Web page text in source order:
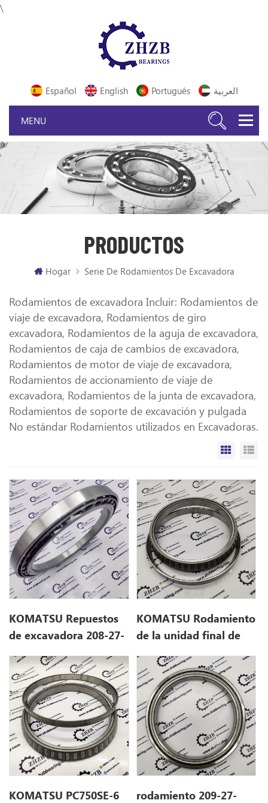
\
Español English Português العربية
PRODUCTOS
Hogar Serie De Rodamientos De Excavadora
Rodamientos de excavadora Incluir: Rodamientos de
viaje de excavadora, Rodamientos de giro
excavadora, Rodamientos de la aguja de excavadora,
Rodamientos de caja de cambios de excavadora,
Rodamientos de motor de viaje de excavadora,
Rodamientos de accionamiento de viaje de
excavadora, Rodamientos de la junta de excavadora,
Rodamientos de soporte de excavación y pulgada
No estándar Rodamientos utilizados en Excavadoras.
Vista
KOMATSU Repuestos
de excavadora 208-27-
KOMATSU Rodamiento
de la unidad final de
61360 2092761360
2092761360 para
PC700LC-7
KOMATSU PC750SE-6
rodamiento 209-27-